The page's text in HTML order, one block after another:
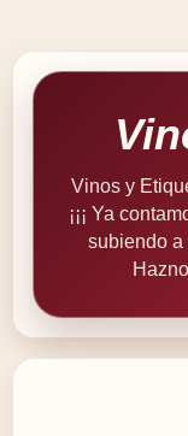
Vinos y
¡¡¡ Ya
subiendo a